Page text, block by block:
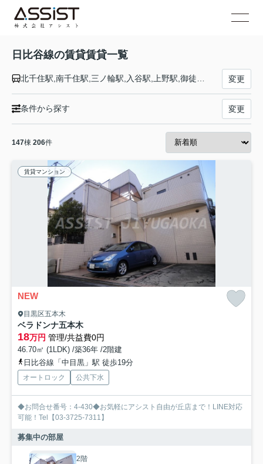
日比谷線の賃貸賃貸一覧
北千住駅,南千住駅,三ノ輪駅,入谷駅,上野駅,御徒町駅,秋葉原駅,小伝馬町駅,人形町駅,茅場町駅,八丁堀駅,築地駅,東銀座駅,銀座駅,有楽町駅,霞ケ関駅,虎ノ門ヒルズ駅,神谷町駅,六本木駅,広尾駅,恵比寿駅,中目黒駅 変更
条件から探す 変更
147棟 206件
賃貸マンション
NEW
目黒区五本木
ベラドンナ五本木
18万円 管理/共益費0円
46.70㎡ (1LDK) /築36年 /2階建
日比谷線「中目黒」駅 徒歩19分
オートロック 公共下水
◆お問合せ番号：4-430◆お気軽にアシスト自由が丘店まで！LINE対応
可能！Tel【03-3725-7311】
募集中の部屋
2階